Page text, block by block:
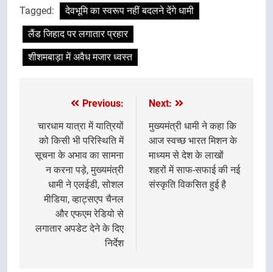
Tagged:
देवभूमि का स्वरूप नहीं बदलने देंगे धामी
लैंड जिहाद पर लगातार प्रहार
शीशमबाड़ा में अवैध मजार ध्वस्त
navigation
Previous:
चारधाम यात्रा में यात्रियों
को किसी भी परिस्थिति में
सूचना के अभाव का सामना
न करना पड़े, मुख्यमंत्री
धामी ने एलईडी, सोशल
मीडिया, व्हाट्सएप चैनल
और एफएम रेडियो से
लगातार अपडेट देने के दिए
निर्देश
Next:
मुख्यमंत्री धामी ने कहा कि
आज स्वच्छ भारत मिशन के
माध्यम से देश के लाखों
शहरों में साफ-सफाई की नई
संस्कृति विकसित हुई है